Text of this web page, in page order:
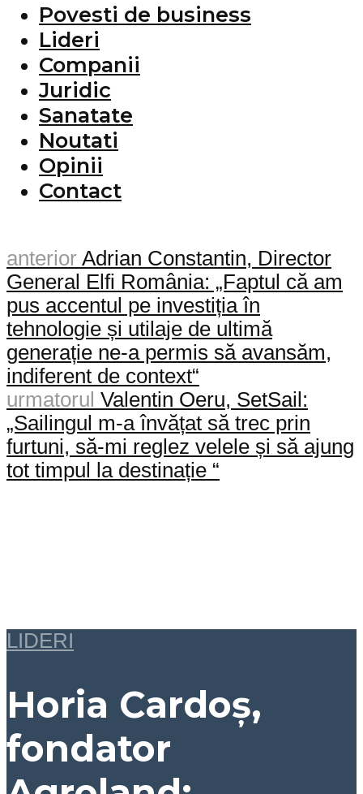
Povesti de business
Lideri
Companii
Juridic
Sanatate
Noutati
Opinii
Contact
anterior Adrian Constantin, Director
General Elfi România: „Faptul că am
pus accentul pe investiția în
tehnologie și utilaje de ultimă
generație ne-a permis să avansăm,
indiferent de context“
urmatorul Valentin Oeru, SetSail:
„Sailingul m-a învățat să trec prin
furtuni, să-mi reglez velele și să ajung
tot timpul la destinație “
LIDERI
Horia Cardoș,
fondator